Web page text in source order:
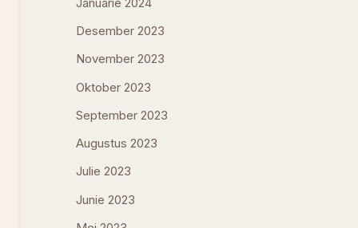
Januarie 2024
Desember 2023
November 2023
Oktober 2023
September 2023
Augustus 2023
Julie 2023
Junie 2023